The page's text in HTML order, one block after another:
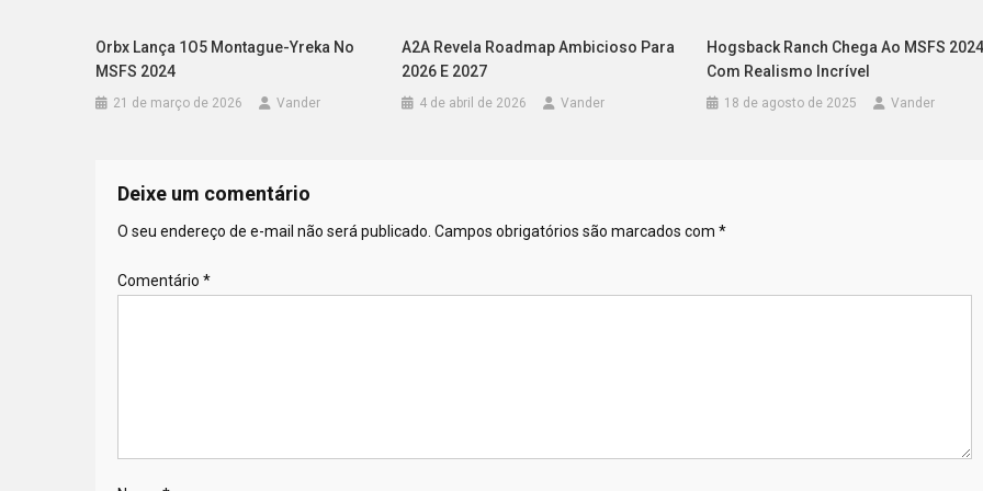
Orbx Lança 1O5 Montague-Yreka No
MSFS 2024
21 de março de 2026 Vander
A2A Revela Roadmap Ambicioso Para
2026 E 2027
4 de abril de 2026 Vander
Hogsback Ranch Chega Ao MSFS
Com Realismo Incrível
18 de agosto de 2025 Vander
Deixe um comentário
O seu endereço de e-mail não será publicado. Campos obrigatórios são marcados com *
Comentário *